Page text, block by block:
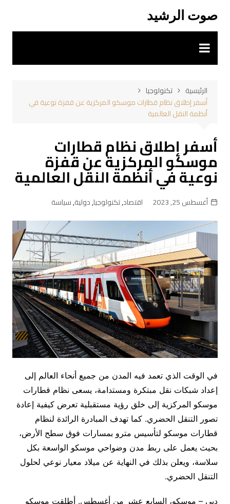
المحتوى
صوت الرشيد
الرئيسية
تكنولوجيا
أسفر إطلاق نظام قطارات موسكو المركزية عن قفزة نوعية في
أنظمة النقل العالمية
أسفر إطلاق نظام قطارات
موسكو المركزية عن قفزة
نوعية في أنظمة النقل العالمية
أغسطس 25, 2023 اقتصاد,تكنولوجيا,دولية,سياسة
في الوقت الذي تعمد فيه المدن من جميع أنحاء العالم إلى
إعداد شبكات نقل مبتكرة ومستدامة، يسعى نظام قطارات
موسكو المركزية إلى خلق رؤية مستقبلية تعرض كيفية إعادة
تصور التنقل الحضري. كما تهدف المبادرة الرائدة لنظام
قطارات موسكو لتأسيس مترو بمسارات فوق سطح الأرض،
بحيث يعمل على ربط مدن وضواحي موسكو الواسعة بكل
سلاسة، ويعلن بذلك في النهاية عن ميلاد معيار نوعي لحلول
التنقل الحضري.
دبي – موسكو، السابع عشر من أغسطس. أطلقت موسكو